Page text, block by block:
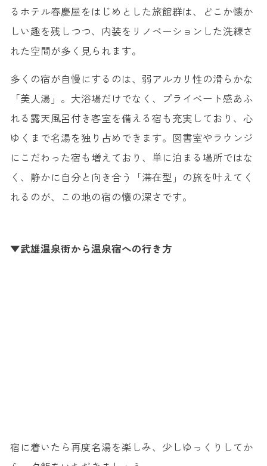
るホテル春慶屋をはじめとした旅館群は、どこか懐か
しい趣を残しつつ、内装をリノベーションした洗練さ
れた空間が多く見られます。
多くの宿が自慢にするのは、弱アルカリ性の滑らかな
「美人湯」。大浴場だけでなく、プライベート感あふ
れる露天風呂付き客室を備える宿も充実しており、心
ゆくまで名湯を独り占めできます。図書室やラウンジ
にこだわった宿も増えており、単に泊まる場所ではな
く、静かに自分と向き合う「滞在型」の旅を叶えてく
れるのが、この地の宿の懐の深さです。
▼武雄温泉街から温泉宿への行き方
宿に着いたら再度名湯を楽しみ、少しゆっくりしてか